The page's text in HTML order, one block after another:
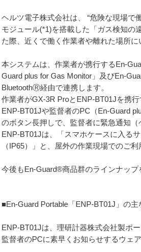
ヘルツ電子株式会社は、 “危険な現場で
モジュール(*1)を搭載した「ガス検知の
た際、近くで働く作業者や離れた場所
本システムは、作業者が携行するEn-
Guard plus for Gas Monitor」及びEn-
BluetoothⓇ経由で連携します。
作業者がGX-3R ProとENP-BT01Jを携
ENP-BT01Jや監督者のPC（En-Guard
のボタン長押しで、監督者に緊急通知（
ENP-BT01Jは、「スマホケースに入る
（IP65）」と、屋外の作業現場でのご利
今後もEn-Guard®商品群のラインナップ
■En-Guard Portable「ENP-BT01J」の主
ENP-BT01Jは、理研計器株式会社製ポ
監督者のPCに素早くお知らせするウェ